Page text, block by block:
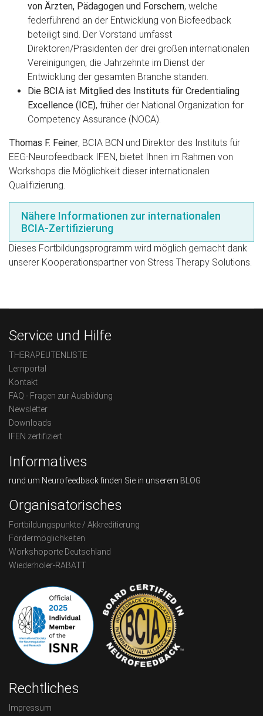
von Ärzten, Pädagogen und Forschern, welche
federführend an der Entwicklung von Biofeedback
beteiligt sind. Der Vorstand umfasst
Direktoren/Präsidenten der drei großen internationalen
Vereinigungen, die Jahrzehnte im Dienst der
Entwicklung der gesamten Branche standen.
Die BCIA ist Mitglied des Instituts für Credentialing
Excellence (ICE), früher der National Organization for
Competency Assurance (NOCA).
Thomas F. Feiner, BCIA BCN und Direktor des Instituts für
EEG-Neurofeedback IFEN, bietet Ihnen im Rahmen von
Workshops die Möglichkeit dieser internationalen
Qualifizierung.
Nähere Informationen zur internationalen
BCIA-Zertifizierung
Dieses Fortbildungsprogramm wird möglich gemacht dank
unserer Kooperationspartner von Stress Therapy Solutions.
Service und Hilfe
THERAPEUTENLISTE
Lernportal
Kontakt
FAQ - Fragen zur Ausbildung
Newsletter
Downloads
IFEN zertifiziert
Informatives
rund um Neurofeedback finden Sie in unserem BLOG
Organisatorisches
Fortbildungspunkte / Akkreditierung
Fördermöglichkeiten
Workshoporte Deutschland
Wiederholer-RABATT
Rechtliches
Impressum